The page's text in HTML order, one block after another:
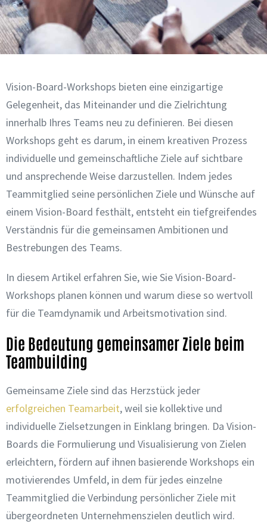
Vision-Board-Workshops bieten eine einzigartige
Gelegenheit, das Miteinander und die Zielrichtung
innerhalb Ihres Teams neu zu definieren. Bei diesen
Workshops geht es darum, in einem kreativen Prozess
individuelle und gemeinschaftliche Ziele auf sichtbare
und ansprechende Weise darzustellen. Indem jedes
Teammitglied seine persönlichen Ziele und Wünsche auf
einem Vision-Board festhält, entsteht ein tiefgreifendes
Verständnis für die gemeinsamen Ambitionen und
Bestrebungen des Teams.
In diesem Artikel erfahren Sie, wie Sie Vision-Board-
Workshops planen können und warum diese so wertvoll
für die Teamdynamik und Arbeitsmotivation sind.
Die Bedeutung gemeinsamer Ziele beim
Teambuilding
Gemeinsame Ziele sind das Herzstück jeder
erfolgreichen Teamarbeit, weil sie kollektive und
individuelle Zielsetzungen in Einklang bringen. Da Vision-
Boards die Formulierung und Visualisierung von Zielen
erleichtern, fördern auf ihnen basierende Workshops ein
motivierendes Umfeld, in dem für jedes einzelne
Teammitglied die Verbindung persönlicher Ziele mit
übergeordneten Unternehmenszielen deutlich wird.